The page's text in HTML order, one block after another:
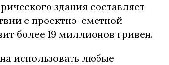
здания составляет
с проектно-сметной
более 19 миллионов гривен.
использовать любые